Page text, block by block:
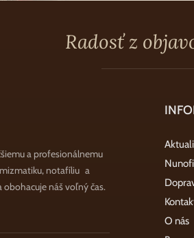
Radosť z
a profesionálnemu
notafíliu a
obohacuje náš voľný čas.
O nás